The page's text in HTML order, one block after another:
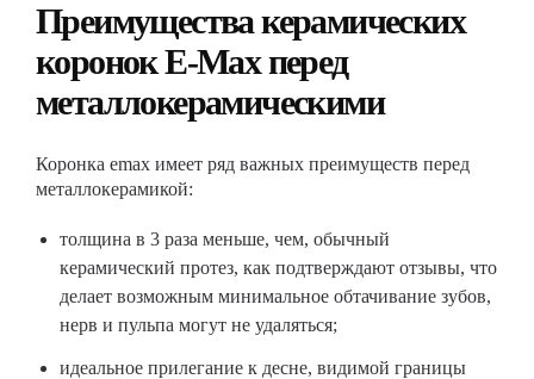
Преимущества керамических
коронок E-Max перед
металлокерамическими
Коронка emax имеет ряд важных преимуществ перед
металлокерамикой:
толщина в 3 раза меньше, чем, обычный
керамический протез, как подтверждают отзывы, что
делает возможным минимальное обтачивание зубов,
нерв и пульпа могут не удаляться;
идеальное прилегание к десне, видимой границы